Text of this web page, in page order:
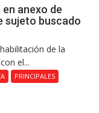
anexo de
sujeto buscado
de la
el...
PRINCIPALES